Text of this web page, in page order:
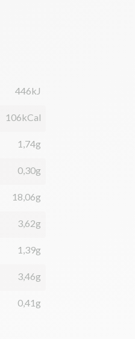
446kJ
106kCal
1,74g
0,30g
18,06g
3,62g
1,39g
3,46g
0,41g